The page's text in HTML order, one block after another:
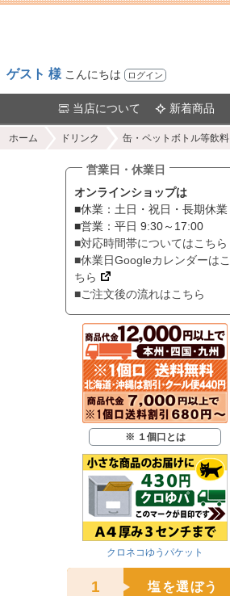
ゲスト 様 こんにちは ログイン
当店について 新着商品
ホーム ドリンク 缶・ペットボトル等飲料
営業日・休業日
オンラインショップは
■休業：土日・祝日・長期休業
■営業：平日 9:30～17:00
■対応時間帯についてはこちら
■休業日Googleカレンダーはこ
ちら
■ご注文後の流れはこちら
※ １個口とは
クロネコゆうパケット
1 塩を選ぼう